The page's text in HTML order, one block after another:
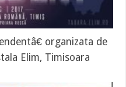
organizata de
Elim, Timisoara